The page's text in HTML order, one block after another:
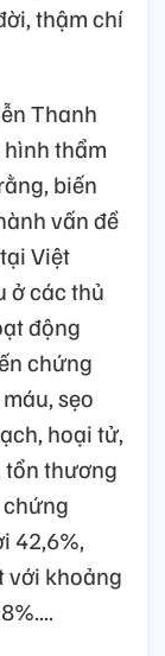
thậm chí
Thanh
thẩm
biến
vấn đề
Việt
ở các thủ
động
chứng
sẹo
hoại tử,
tổn thương
42,6%,
với khoảng